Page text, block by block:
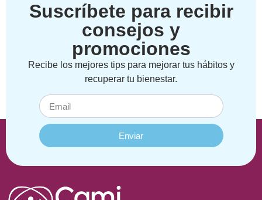
Suscríbete para recibir
consejos y
promociones
Recibe los mejores tips para mejorar tus hábitos y
recuperar tu bienestar.
Enviar